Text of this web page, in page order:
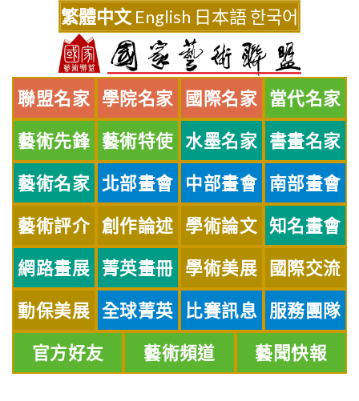
繁體中文 English 日本語한국어
聯盟名家 學院名家 國際名家 當代名家
藝術先鋒 藝術特使 水墨名家 書畫名家
藝術名家 北部畫會 中部畫會 南部畫會
藝術評介 創作論述 學術論文 知名畫會
網路畫展 菁英畫冊 學術美展 國際交流
動保美展 全球菁英 比賽訊息 服務團隊
官方好友 藝術頻道 藝聞快報